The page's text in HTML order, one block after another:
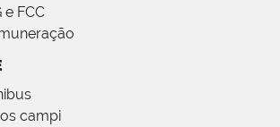
e FCC
campi